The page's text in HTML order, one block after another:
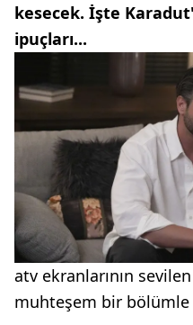
kesecek. İşte
ipuçları...
atv ekranlarının
muhteşem bir bölümle